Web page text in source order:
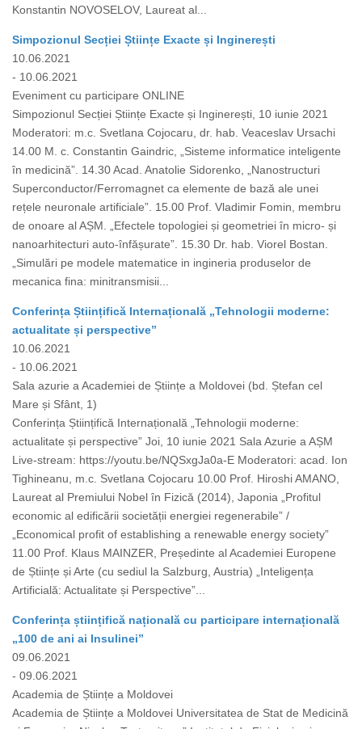
Konstantin NOVOSELOV, Laureat al...
Simpozionul Secției Științe Exacte și Inginerești
10.06.2021
- 10.06.2021
Eveniment cu participare ONLINE
Simpozionul Secției Științe Exacte și Inginerești, 10 iunie 2021
Moderatori: m.c. Svetlana Cojocaru, dr. hab. Veaceslav Ursachi
14.00 M. c. Constantin Gaindric, „Sisteme informatice inteligente
în medicină”. 14.30 Acad. Anatolie Sidorenko, „Nanostructuri
Superconductor/Ferromagnet ca elemente de bază ale unei
rețele neuronale artificiale”. 15.00 Prof. Vladimir Fomin, membru
de onoare al AȘM. „Efectele topologiei și geometriei în micro- și
nanoarhitecturi auto-înfășurate”. 15.30 Dr. hab. Viorel Bostan.
„Simulări pe modele matematice in ingineria produselor de
mecanica fina: minitransmisii...
Conferința Științifică Internațională „Tehnologii moderne:
actualitate și perspective”
10.06.2021
- 10.06.2021
Sala azurie a Academiei de Științe a Moldovei (bd. Ștefan cel
Mare și Sfânt, 1)
Conferința Științifică Internațională „Tehnologii moderne:
actualitate și perspective” Joi, 10 iunie 2021 Sala Azurie a AȘM
Live-stream: https://youtu.be/NQSxgJa0a-E Moderatori: acad. Ion
Tighineanu, m.c. Svetlana Cojocaru 10.00 Prof. Hiroshi AMANO,
Laureat al Premiului Nobel în Fizică (2014), Japonia „Profitul
economic al edificării societății energiei regenerabile” /
„Economical profit of establishing a renewable energy society”
11.00 Prof. Klaus MAINZER, Președinte al Academiei Europene
de Științe și Arte (cu sediul la Salzburg, Austria) „Inteligența
Artificială: Actualitate și Perspective”...
Conferința științifică națională cu participare internațională
„100 de ani ai Insulinei”
09.06.2021
- 09.06.2021
Academia de Științe a Moldovei
Academia de Științe a Moldovei Universitatea de Stat de Medicină